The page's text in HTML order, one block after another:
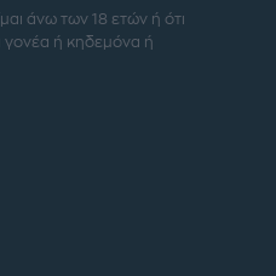
άνω των 18 ετών ή ότι
γονέα ή κηδεμόνα ή